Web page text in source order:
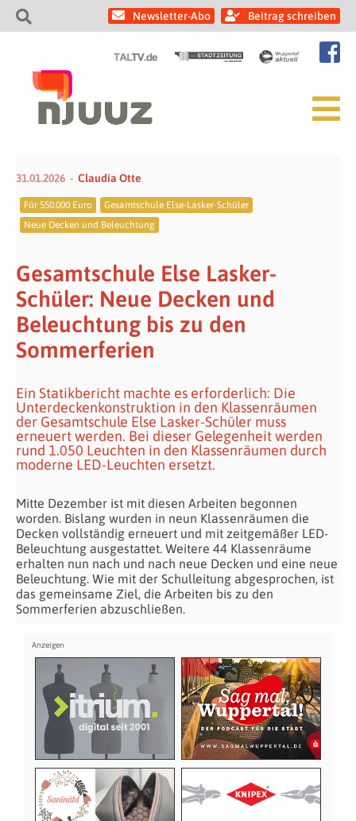
Newsletter-Abo Beitrag schreiben
31.01.2026 Claudia Otte
Für 550.000 Euro
Gesamtschule Else-Lasker-Schüler
Neue Decken und Beleuchtung
Gesamtschule Else Lasker-
Schüler: Neue Decken und
Beleuchtung bis zu den
Sommerferien
Ein Statikbericht machte es erforderlich: Die
Unterdeckenkonstruktion in den Klassenräumen
der Gesamtschule Else Lasker-Schüler muss
erneuert werden. Bei dieser Gelegenheit werden
rund 1.050 Leuchten in den Klassenräumen durch
moderne LED-Leuchten ersetzt.
Mitte Dezember ist mit diesen Arbeiten begonnen
worden. Bislang wurden in neun Klassenräumen die
Decken vollständig erneuert und mit zeitgemäßer LED-
Beleuchtung ausgestattet. Weitere 44 Klassenräume
erhalten nun nach und nach neue Decken und eine neue
Beleuchtung. Wie mit der Schulleitung abgesprochen, ist
das gemeinsame Ziel, die Arbeiten bis zu den
Sommerferien abzuschließen.